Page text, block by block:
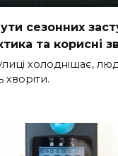
сезонних
та корисні
холоднішає,